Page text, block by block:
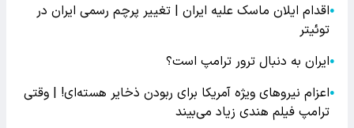
●اقدام ایلان ماسک علیه ایران | تغییر پرچم رسمی ایران در
توئیتر
●ایران به دنبال ترور ترامپ است؟
●اعزام نیروهای ویژه آمریکا برای ربودن ذخایر هسته‌ای! | وقتی
ترامپ فیلم هندی زیاد می‌بیند